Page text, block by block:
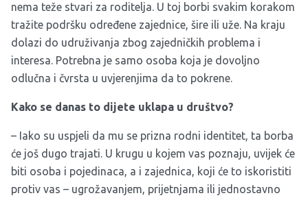
nema teže stvari za roditelja. U toj borbi svakim korakom
tražite podršku određene zajednice, šire ili uže. Na kraju
dolazi do udruživanja zbog zajedničkih problema i
interesa. Potrebna je samo osoba koja je dovoljno
odlučna i čvrsta u uvjerenjima da to pokrene.
Kako se danas to dijete uklapa u društvo?
– Iako su uspjeli da mu se prizna rodni identitet, ta borba
će još dugo trajati. U krugu u kojem vas poznaju, uvijek će
biti osoba i pojedinaca, a i zajednica, koji će to iskoristiti
protiv vas – ugrožavanjem, prijetnjama ili jednostavno